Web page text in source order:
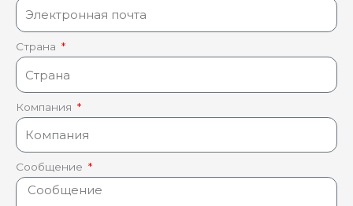
Страна
Компания
Сообщение